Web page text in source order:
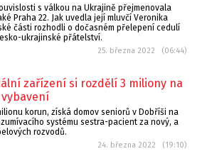
s válkou na Ukrajině přejmenovala
Praha 22. Jak uvedla její mluvčí Veronika
části rozhodli o dočasném přelepení cedulí
ukrajinské přátelství.
25. března 2022 (06:44)
zařízení si rozdělí 3 miliony na
korun, získá domov seniorů v Dobříši na
systému sestra-pacient za nový, a
rozvodů.
24. března 2022 (19:10)